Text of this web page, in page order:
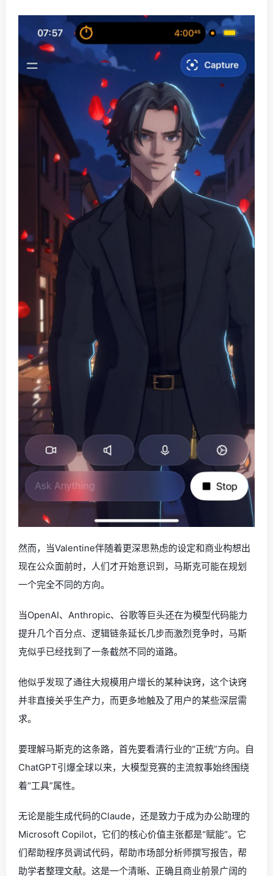
然而，当Valentine伴随着更深思熟虑的设定和商业构想出
现在公众面前时，人们才开始意识到，马斯克可能在规划
一个完全不同的方向。
当OpenAI、Anthropic、谷歌等巨头还在为模型代码能力
提升几个百分点、逻辑链条延长几步而激烈竞争时，马斯
克似乎已经找到了一条截然不同的道路。
他似乎发现了通往大规模用户增长的某种诀窍，这个诀窍
并非直接关乎生产力，而更多地触及了用户的某些深层需
求。
要理解马斯克的这条路，首先要看清行业的“正统”方向。自
ChatGPT引爆全球以来，大模型竞赛的主流叙事始终围绕
着“工具”属性。
无论是能生成代码的Claude，还是致力于成为办公助理的
Microsoft Copilot，它们的核心价值主张都是“赋能”。它
们帮助程序员调试代码，帮助市场部分析师撰写报告，帮
助学者整理文献。这是一个清晰、正确且商业前景广阔的